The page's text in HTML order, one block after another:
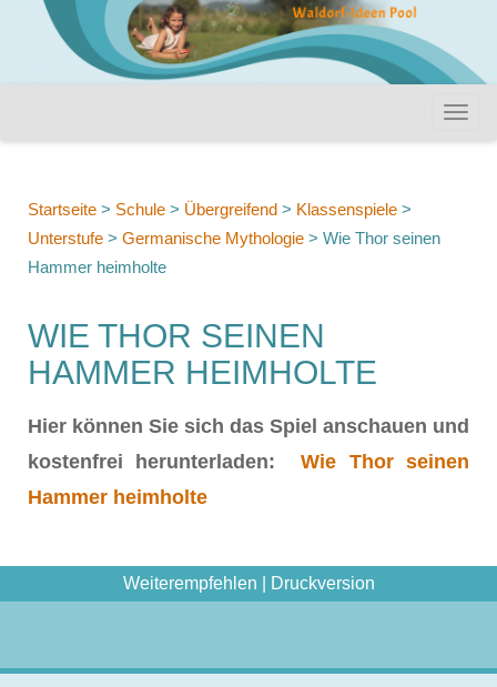
Startseite > Schule > Übergreifend > Klassenspiele >
Unterstufe > Germanische Mythologie > Wie Thor seinen
Hammer heimholte
WIE THOR SEINEN
HAMMER HEIMHOLTE
Hier können Sie sich das Spiel anschauen und
kostenfrei herunterladen:
Wie Thor seinen
Hammer heimholte
Weiterempfehlen Druckversion